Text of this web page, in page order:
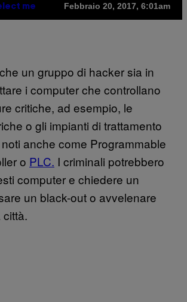
me Febbraio 20, 2017, 6:01am
un gruppo di hacker sia in
i computer che controllano
critiche, ad esempio, le
o gli impianti di trattamento
anche come Programmable
o PLC. I criminali potrebbero
computer e chiedere un
un black-out o avvelenare
città.